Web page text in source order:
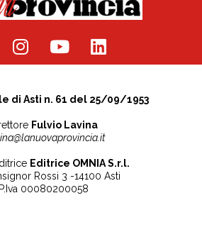
di Asti n. 61 del 25/09/1953
Fulvio Lavina
Editrice OMNIA S.r.l.
Rossi 3 -14100 Asti
P.Iva 00080200058